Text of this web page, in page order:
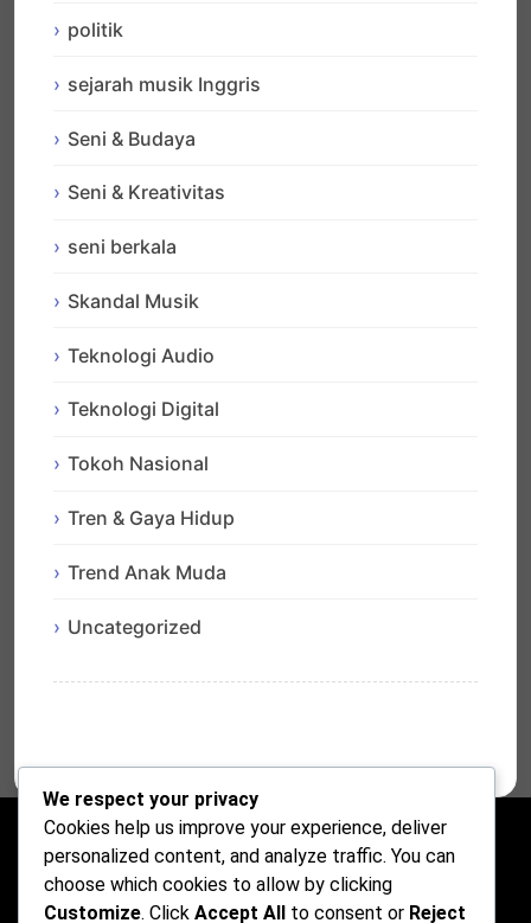
politik
sejarah musik Inggris
Seni & Budaya
Seni & Kreativitas
seni berkala
Skandal Musik
Teknologi Audio
Teknologi Digital
Tokoh Nasional
Tren & Gaya Hidup
Trend Anak Muda
Uncategorized
We respect your privacy
Cookies help us improve your experience, deliver
personalized content, and analyze traffic. You can
choose which cookies to allow by clicking
Customize. Click Accept All to consent or Reject